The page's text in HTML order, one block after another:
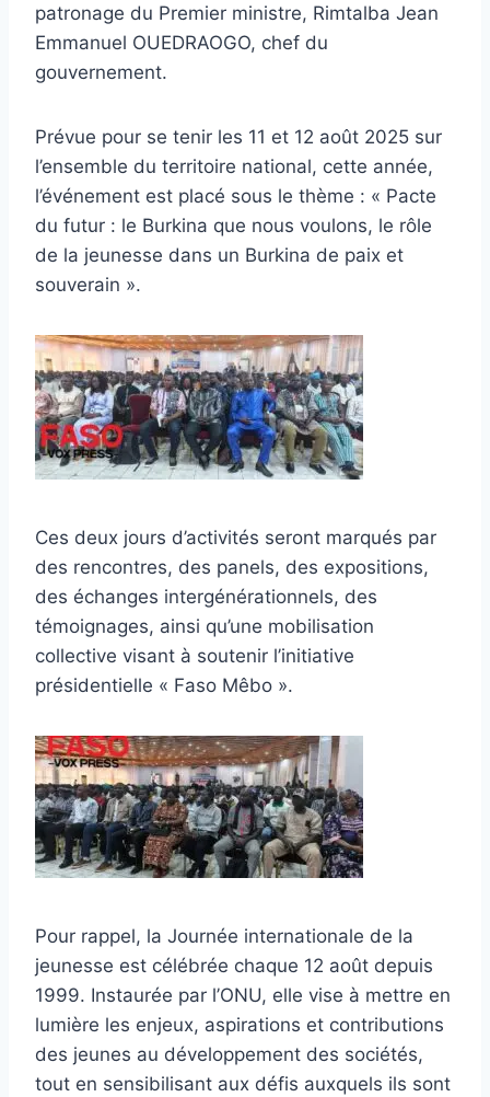
patronage du Premier ministre, Rimtalba Jean
Emmanuel OUEDRAOGO, chef du
gouvernement.
Prévue pour se tenir les 11 et 12 août 2025 sur
l’ensemble du territoire national, cette année,
l’événement est placé sous le thème : « Pacte
du futur : le Burkina que nous voulons, le rôle
de la jeunesse dans un Burkina de paix et
souverain ».
Ces deux jours d’activités seront marqués par
des rencontres, des panels, des expositions,
des échanges intergénérationnels, des
témoignages, ainsi qu’une mobilisation
collective visant à soutenir l’initiative
présidentielle « Faso Mêbo ».
Pour rappel, la Journée internationale de la
jeunesse est célébrée chaque 12 août depuis
1999. Instaurée par l’ONU, elle vise à mettre en
lumière les enjeux, aspirations et contributions
des jeunes au développement des sociétés,
tout en sensibilisant aux défis auxquels ils sont